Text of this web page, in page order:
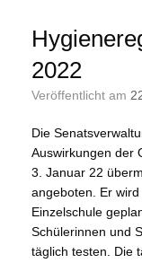
2022
Veröffentlicht am
Die
Auswirkungen der
3. Januar 22
angeboten. Er
Einzelschule
Schülerinnen und
täglich testen. Die